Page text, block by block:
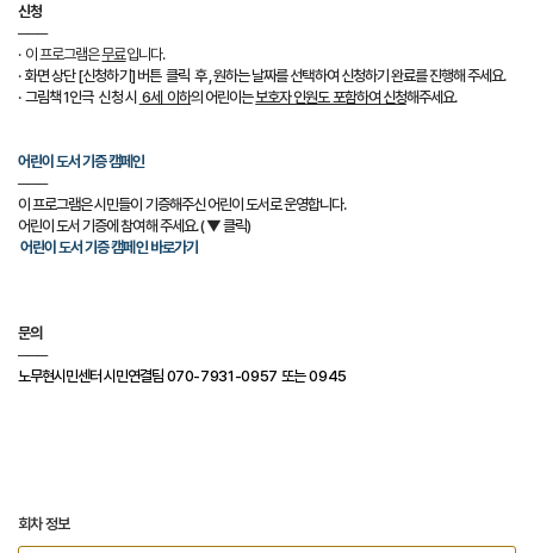
신청
───
· 이 프로그램은무료입니다.
·화면 상단 [신청하기] 버튼 클릭 후 , 원하는 날짜를 선택하여 신청하기 완료를 진행해 주세요.
· 그림책 1인극 신청 시 6세 이하의 어린이는보호자 인원도 포함하여 신청해주세요.
어린이 도서 기증 캠페인
───
이 프로그램은 시민들이 기증해주신 어린이 도서로 운영합니다.
어린이 도서 기증에 참여해 주세요. ( ▼ 클릭)
어린이 도서 기증 캠페인 바로가기
문의
───
노무현시민센터 시민연결팀 070-7931-0957 또는 0945
회차 정보